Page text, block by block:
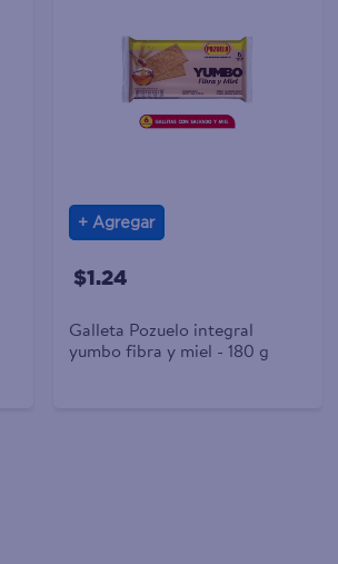
Agregar
$1.24
Galleta Pozuelo integral
yumbo fibra y miel - 180 g